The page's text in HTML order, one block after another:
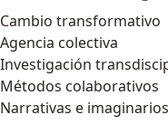
Cambio transformativo
Agencia colectiva
Investigación
Métodos colaborativos
Narrativas e